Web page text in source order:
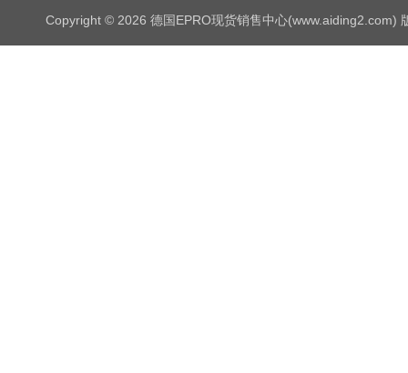
Copyright © 2026 德国EPRO现货销售中心(www.aiding2.com)